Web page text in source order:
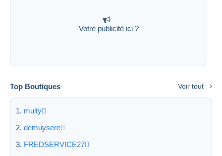
Votre publicité ici ?
Top Boutiques Voir tout
multy
demuysere
FREDSERVICE27